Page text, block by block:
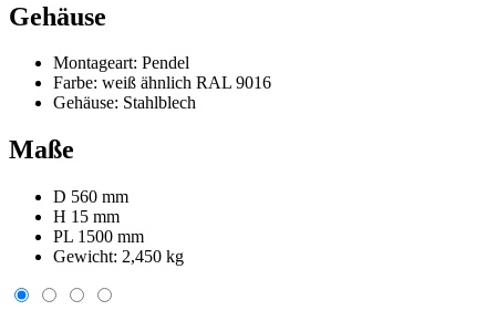
Gehäuse
Montageart: Pendel
Farbe: weiß ähnlich RAL 9016
Gehäuse: Stahlblech
Maße
D 560 mm
H 15 mm
PL 1500 mm
Gewicht: 2,450 kg